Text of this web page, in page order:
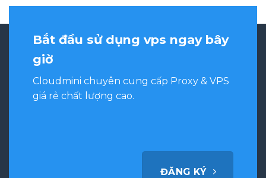
Bắt đầu sử dụng vps ngay bây
giờ
Cloudmini chuyên cung cấp Proxy & VPS
giá rẻ chất lượng cao.
ĐĂNG KÝ